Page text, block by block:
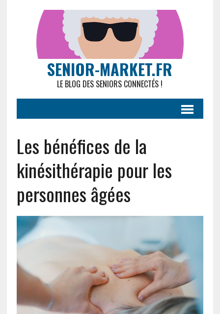
SENIOR-MARKET.FR
LE BLOG DES SENIORS CONNECTÉS !
Les bénéfices de la
kinésithérapie pour les
personnes âgées